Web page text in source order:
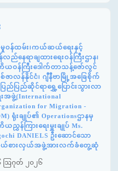
ဝန်ထမ်း၊ကယ်ဆယ်ရေးနှင့်
န်လည်နေရာချထားရေးဝန်ကြီးဌာန၊
ယဝန်ကြီးဒေါက်တာသန့်ဇော်လွင်
ဇာလန်နိုင်ငံ၊ ဂျီနီဗာမြို့အခြေစိုက်
ြည်ပြည်ဆိုင်ရာရွှေ့ပြောင်းသွားလာ
းအဖွဲ့(International
for Migration -
ရုံးချုပ်၏ Operationsဌာနမှ
ယညွှန်ကြားရေးမှူးချုပ် Ms.
DANIELS ဦးဆောင်သော
စားလှယ်အဖွဲ့အားလက်ခံတွေ့ဆုံ
ဩဂုတ် ၂၀၂၆